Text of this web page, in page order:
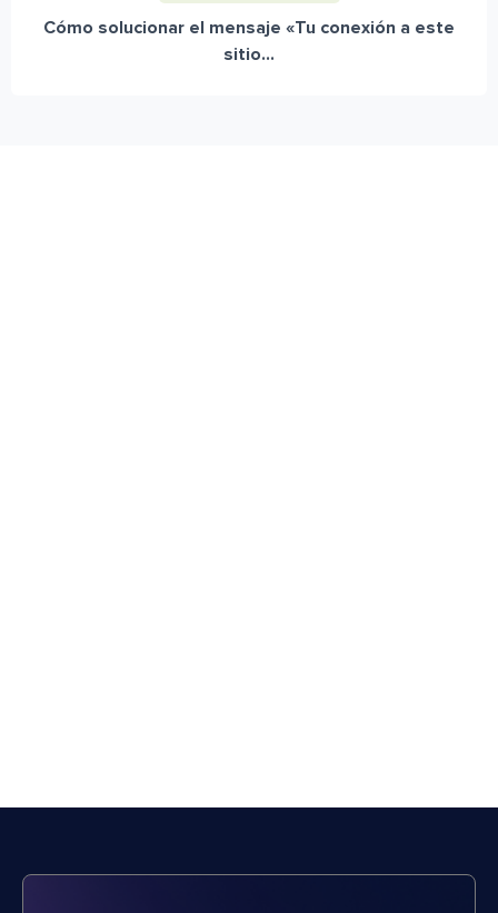
Cómo solucionar el mensaje «Tu conexión a este
sitio...